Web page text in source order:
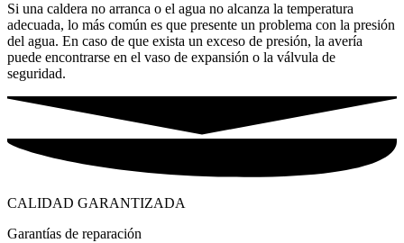
Si una caldera no arranca o el agua no alcanza la temperatura
adecuada, lo más común es que presente un problema con la presión
del agua. En caso de que exista un exceso de presión, la avería
puede encontrarse en el vaso de expansión o la válvula de
seguridad.
CALIDAD GARANTIZADA
Garantías de reparación